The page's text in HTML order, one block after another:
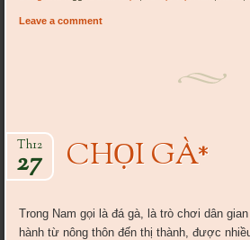
Leave a comment
CHỌI GÀ*
Th12
27
Trong Nam gọi là đá gà, là trò chơi dân
hành từ nông thôn đến thị thành, được